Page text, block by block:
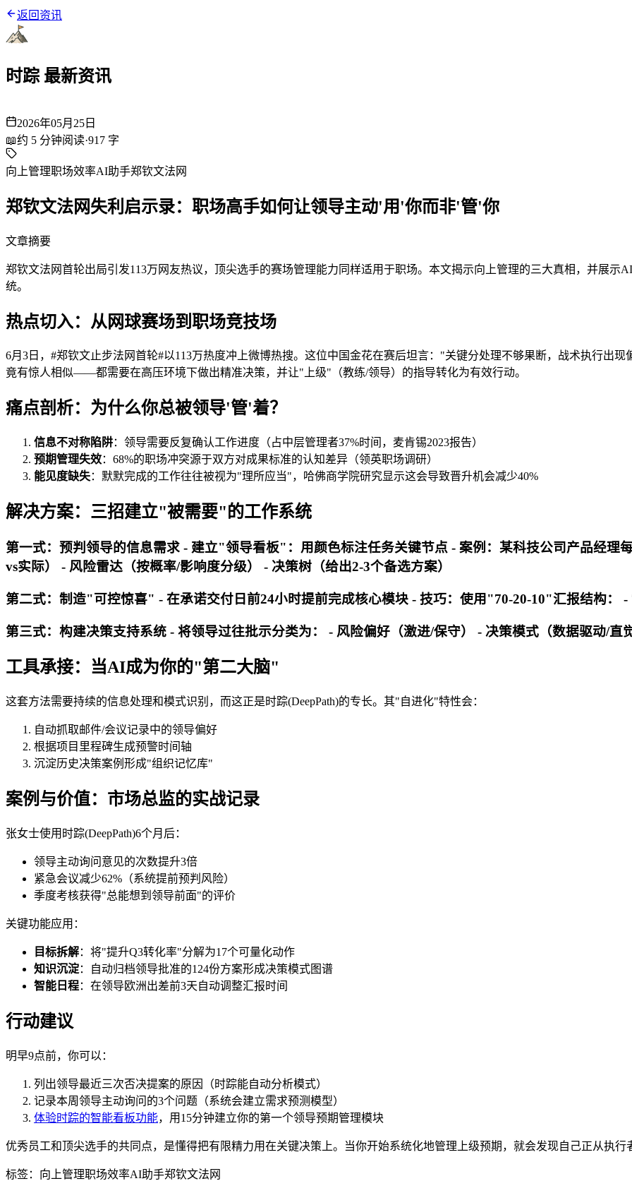
返回资讯
时踪 最新资讯
2026年05月25日
📖约 5 分钟阅读·917 字
向上管理职场效率AI助手郑钦文法网
郑钦文法网失利启示录：职场高手如何让领导主动'用'你而非'管'你
文章摘要
郑钦文法网首轮出局引发113万网友热议，顶尖选手的赛场管理能力同样适用于职场。本文揭示向上管理的三大真相，并展示
统。
热点切入：从网球赛场到职场竞技场
6月3日，#郑钦文止步法网首轮#以113万热度冲上微博热搜。这位中国金花在赛后坦言："关键分处理不够果断，战术执行出
竟有惊人相似——都需要在高压环境下做出精准决策，并让"上级"（教练/领导）的指导转化为有效行动。
痛点剖析：为什么你总被领导'管'着？
信息不对称陷阱：领导需要反复确认工作进度（占中层管理者37%时间，麦肯锡2023报告）
预期管理失效：68%的职场冲突源于双方对成果标准的认知差异（领英职场调研）
能见度缺失：默默完成的工作往往被视为"理所应当"，哈佛商学院研究显示这会导致晋升机会减少40%
解决方案：三招建立"被需要"的工作系统
第一式：预判领导的信息需求 - 建立"领导看板"：用颜色标注任务关键节点 - 案例：某科技公司产品经理
vs实际） - 风险雷达（按概率/影响度分级） - 决策树（给出2-3个备选方案）
第二式：制造"可控惊喜" - 在承诺交付日前24小时提前完成核心模块 - 技巧：使用"70-20-10"汇报结构：
第三式：构建决策支持系统 - 将领导过往批示分类为： - 风险偏好（激进/保守） - 决策模式（数据驱动/直
工具承接：当AI成为你的"第二大脑"
这套方法需要持续的信息处理和模式识别，而这正是时踪(DeepPath)的专长。其"自进化"特性会：
自动抓取邮件/会议记录中的领导偏好
根据项目里程碑生成预警时间轴
沉淀历史决策案例形成"组织记忆库"
案例与价值：市场总监的实战记录
张女士使用时踪(DeepPath)6个月后：
领导主动询问意见的次数提升3倍
紧急会议减少62%（系统提前预判风险）
季度考核获得"总能想到领导前面"的评价
关键功能应用：
目标拆解：将"提升Q3转化率"分解为17个可量化动作
知识沉淀：自动归档领导批准的124份方案形成决策模式图谱
智能日程：在领导欧洲出差前3天自动调整汇报时间
行动建议
明早9点前，你可以：
列出领导最近三次否决提案的原因（时踪能自动分析模式）
记录本周领导主动询问的3个问题（系统会建立需求预测模型）
体验时踪的智能看板功能，用15分钟建立你的第一个领导预期管理模块
优秀员工和顶尖选手的共同点，是懂得把有限精力用在关键决策上。当你开始系统化地管理上级预期，就会发现自己正从执行
标签： 向上管理职场效率AI助手郑钦文法网